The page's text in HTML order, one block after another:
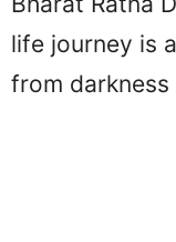
life journey is
from